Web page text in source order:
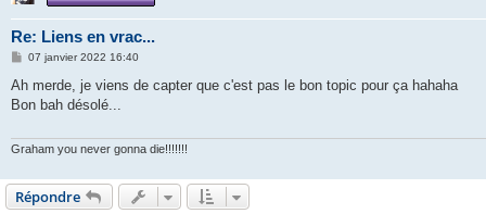
Re: Liens en vrac...
M
s
a
07 janvier 2022 16:40
Ah merde, je viens de capter que c'est pas le bon topic pour ça hahaha
Bon bah désolé...
Graham you never gonna die!!!!!!!
Répondre